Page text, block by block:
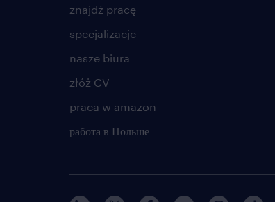
znajdź pracę
specjalizacje
nasze biura
złóż CV
praca w amazon
работа в Польше